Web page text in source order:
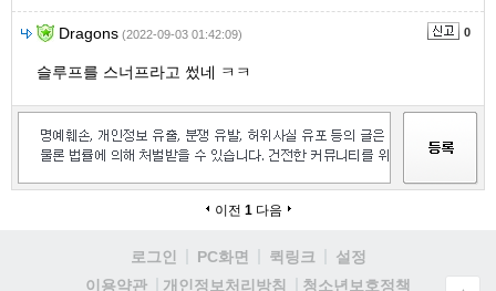
Dragons (2022-09-03 01:42:09) 0
슬루프를 스너프라고 썼네 ㅋㅋ
이전 1 다음
로그인 PC화면 퀵링크
설정
이용약관
개인정보처리방침 청소년보호정책